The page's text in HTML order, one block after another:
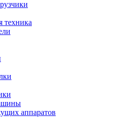
техника
аппаратов